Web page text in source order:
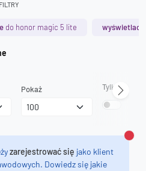
aby kontynuować.
do honor magic 5 lite
Pokaż Tylko
zarejestrować się jako klient
Dowiedz się jakie